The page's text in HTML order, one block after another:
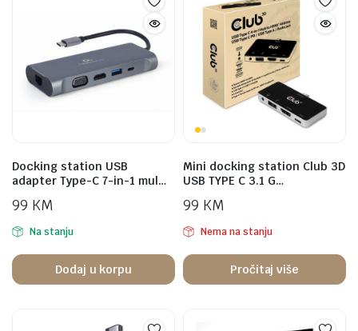
Docking station USB
adapter Type-C 7-in-1 mul…
99 KM
Na stanju
Dodaj u korpu
Mini docking station Club 3D
USB TYPE C 3.1 G…
99 KM
Nema na stanju
Pročitaj više